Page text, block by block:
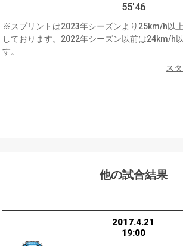
55'46
※スプリントは2023年シーズンより25km/h以
しております。2022年シーズン以前は24km/h
す。
ス
他の試合結果
2017.4.21
19:00